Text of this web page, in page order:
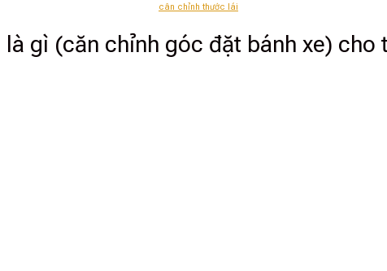
cân chỉnh thước lái
gì (căn chỉnh góc đặt bánh xe)